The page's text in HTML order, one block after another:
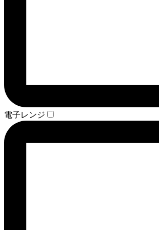
電子レンジ